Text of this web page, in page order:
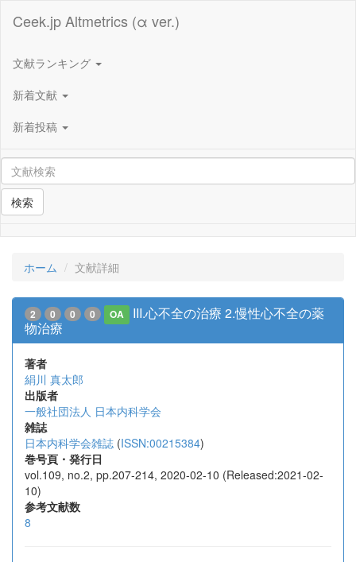
Ceek.jp Altmetrics (α ver.)
文献ランキング
新着文献
新着投稿
検索
ホーム 文献詳細
2 0 0 0 OA
III.心不全の治療 2.慢性心不全の薬
物治療
著者
絹川 真太郎
出版者
一般社団法人 日本内科学会
雑誌
日本内科学会雑誌 (ISSN:00215384)
巻号頁・発行日
vol.109, no.2, pp.207-214, 2020-02-10 (Released:2021-02-
10)
参考文献数
8